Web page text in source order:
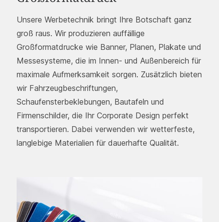
Unsere Werbetechnik bringt Ihre Botschaft ganz
groß raus. Wir produzieren auffällige
Großformatdrucke wie Banner, Planen, Plakate und
Messesysteme, die im Innen- und Außenbereich für
maximale Aufmerksamkeit sorgen. Zusätzlich bieten
wir Fahrzeugbeschriftungen,
Schaufensterbeklebungen, Bautafeln und
Firmenschilder, die Ihr Corporate Design perfekt
transportieren. Dabei verwenden wir wetterfeste,
langlebige Materialien für dauerhafte Qualität.